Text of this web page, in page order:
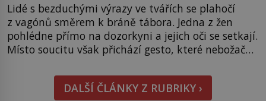
Lidé s bezduchými výrazy ve tvářích se plahočí
z vagónů směrem k bráně tábora. Jedna z žen
pohlédne přímo na dozorkyni a jejich oči se setkají.
Místo soucitu však přichází gesto, které nebožačku
Rudolf Höss (1901–1947), Josef Mengele (1911–
1979) či Heinrich Himmler (1900–1945) zná každý,
DALŠÍ ČLÁNKY Z RUBRIKY ›